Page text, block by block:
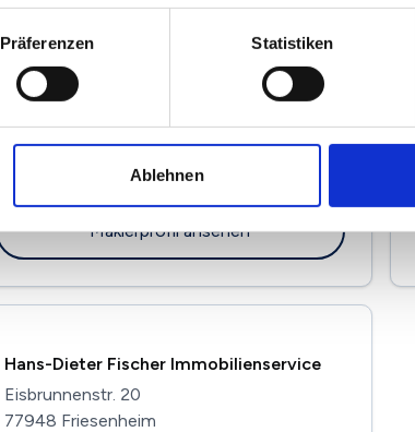
Präferenzen Statistiken
Ablehnen
Am See 6
Maklerprofil ansehen
Hans-Dieter Fischer Immobilienservice
Eisbrunnenstr. 20
77948 Friesenheim